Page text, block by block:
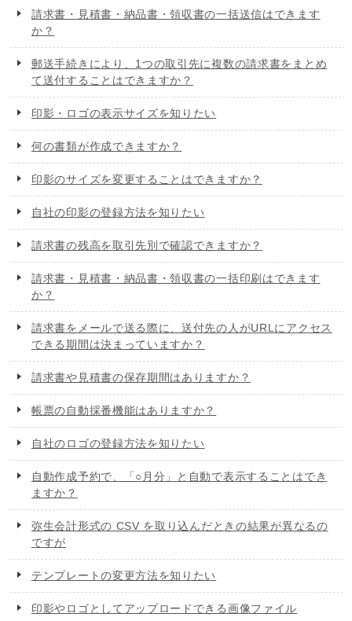
請求書・見積書・納品書・領収書の一括送信はできます
か？
郵送手続きにより、1つの取引先に複数の請求書をまとめ
て送付することはできますか？
印影・ロゴの表示サイズを知りたい
何の書類が作成できますか？
印影のサイズを変更することはできますか？
自社の印影の登録方法を知りたい
請求書の残高を取引先別で確認できますか？
請求書・見積書・納品書・領収書の一括印刷はできます
か？
請求書をメールで送る際に、送付先の人がURLにアクセス
できる期間は決まっていますか？
請求書や見積書の保存期間はありますか？
帳票の自動採番機能はありますか？
自社のロゴの登録方法を知りたい
自動作成予約で、「○月分」と自動で表示することはでき
ますか？
弥生会計形式の CSV を取り込んだときの結果が異なるの
ですが
テンプレートの変更方法を知りたい
印影やロゴとしてアップロードできる画像ファイル